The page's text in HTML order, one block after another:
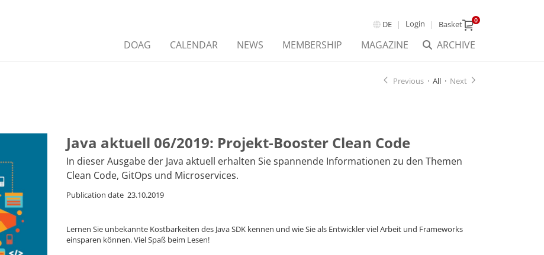
DE Login Basket 0
ARCHIVE
DOAG CALENDAR NEWS MEMBERSHIP MAGAZINE
Previous · All · Next
Java aktuell 06/2019: Projekt-Booster Clean Code
In dieser Ausgabe der Java aktuell erhalten Sie spannende Informationen zu den Themen
Clean Code, GitOps und Microservices.
Publication date 23.10.2019
Lernen Sie unbekannte Kostbarkeiten des Java SDK kennen und wie Sie als Entwickler viel Arbeit und Frameworks
einsparen können. Viel Spaß beim Lesen!